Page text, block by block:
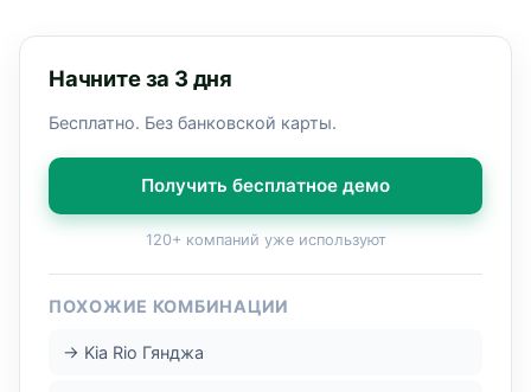
Начните за 3 дня
Бесплатно. Без банковской карты.
Получить бесплатное демо
120+ компаний уже используют
ПОХОЖИЕ КОМБИНАЦИИ
→ Kia Rio Гянджа